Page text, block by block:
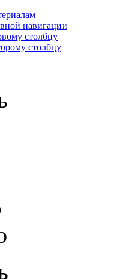
навигации
столбцу
столбцу